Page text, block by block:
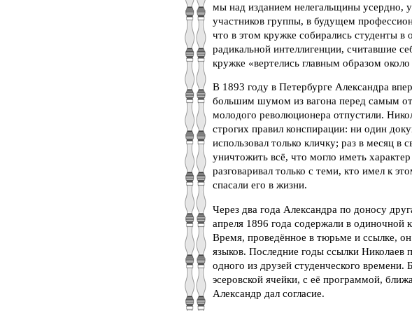
мы над изданием нелегальщины усердно,
участников группы, в будущем
что в этом кружке собирались студенты
радикальной интеллигенции, считавшие
кружке «вертелись главным образом
В 1893 году в Петербурге Александра
большим шумом из вагона перед самым
молодого революционера отпустили.
строгих правил конспирации: ни один
использовал только кличку; раз в месяц
уничтожить всё, что могло иметь
разговаривал только с теми, кто имел к
спасали его в жизни.
Через два года Александра по доносу
апреля 1896 года содержали в одиночной
Время, проведённое в тюрьме и ссылке,
языков. Последние годы ссылки Николаев
одного из друзей студенческого
эсеровской ячейки, с её программой,
Александр дал согласие.